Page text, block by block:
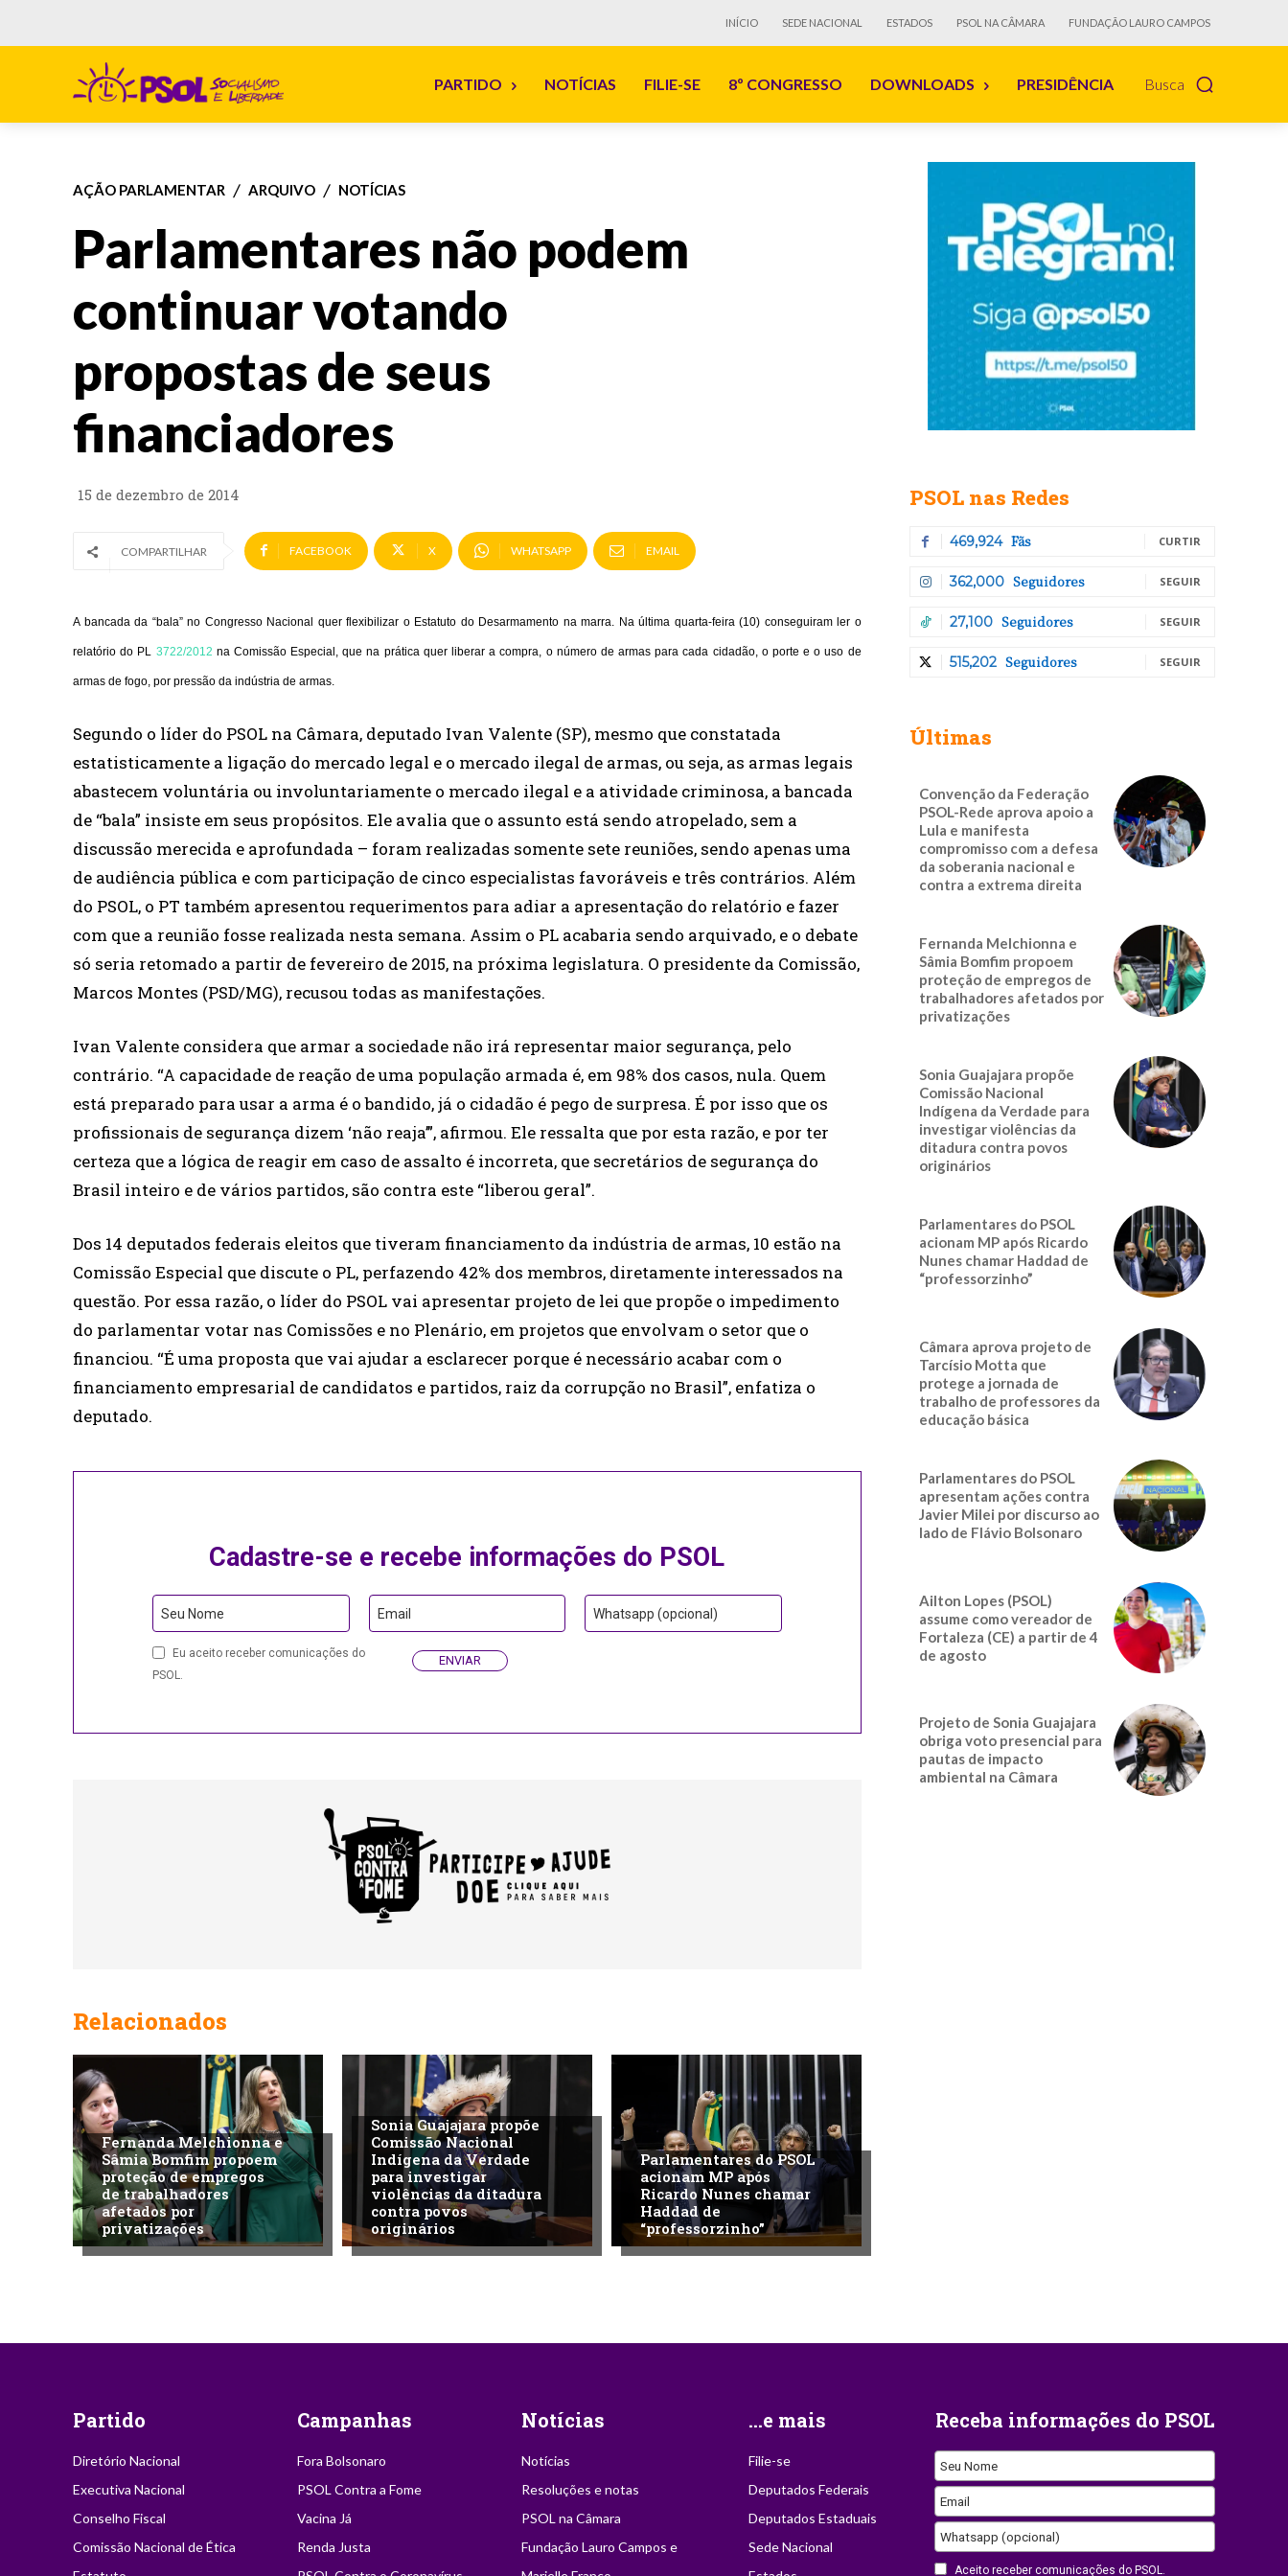
INÍCIO SEDE NACIONAL ESTADOS PSOL NA CÂMARA FUNDAÇÃO LAURO CAMPOS
Busca
PARTIDO NOTÍCIAS FILIE-SE 8º CONGRESSO DOWNLOADS PRESIDÊNCIA
AÇÃO PARLAMENTAR ARQUIVO NOTÍCIAS
Parlamentares não podem
continuar votando
propostas de seus
financiadores
15 de dezembro de 2014
COMPARTILHAR FACEBOOK X WHATSAPP EMAIL
A bancada da “bala” no Congresso Nacional quer flexibilizar o Estatuto do Desarmamento na marra. Na última quarta-feira (10) conseguiram ler o
relatório do PL 3722/2012 na Comissão Especial, que na prática quer liberar a compra, o número de armas para cada cidadão, o porte e o uso de
armas de fogo, por pressão da indústria de armas.
Segundo o líder do PSOL na Câmara, deputado Ivan Valente (SP), mesmo que constatada
estatisticamente a ligação do mercado legal e o mercado ilegal de armas, ou seja, as armas legais
abastecem voluntária ou involuntariamente o mercado ilegal e a atividade criminosa, a bancada
de “bala” insiste em seus propósitos. Ele avalia que o assunto está sendo atropelado, sem a
discussão merecida e aprofundada – foram realizadas somente sete reuniões, sendo apenas uma
de audiência pública e com participação de cinco especialistas favoráveis e três contrários. Além
do PSOL, o PT também apresentou requerimentos para adiar a apresentação do relatório e fazer
com que a reunião fosse realizada nesta semana. Assim o PL acabaria sendo arquivado, e o debate
só seria retomado a partir de fevereiro de 2015, na próxima legislatura. O presidente da Comissão,
Marcos Montes (PSD/MG), recusou todas as manifestações.
Ivan Valente considera que armar a sociedade não irá representar maior segurança, pelo
contrário. “A capacidade de reação de uma população armada é, em 98% dos casos, nula. Quem
está preparado para usar a arma é o bandido, já o cidadão é pego de surpresa. É por isso que os
profissionais de segurança dizem ‘não reaja’”, afirmou. Ele ressalta que por esta razão, e por ter
certeza que a lógica de reagir em caso de assalto é incorreta, que secretários de segurança do
Brasil inteiro e de vários partidos, são contra este “liberou geral”.
Dos 14 deputados federais eleitos que tiveram financiamento da indústria de armas, 10 estão na
Comissão Especial que discute o PL, perfazendo 42% dos membros, diretamente interessados na
questão. Por essa razão, o líder do PSOL vai apresentar projeto de lei que propõe o impedimento
do parlamentar votar nas Comissões e no Plenário, em projetos que envolvam o setor que o
financiou. “É uma proposta que vai ajudar a esclarecer porque é necessário acabar com o
financiamento empresarial de candidatos e partidos, raiz da corrupção no Brasil”, enfatiza o
deputado.
Cadastre-se e recebe informações do PSOL
Seu Nome Email Whatsapp (opcional)
Eu aceito receber comunicações do
PSOL.
ENVIAR
Relacionados
Fernanda Melchionna e
Sâmia Bomfim propoem
proteção de empregos
de trabalhadores
afetados por
privatizações
Sonia Guajajara propõe
Comissão Nacional
Indígena da Verdade
para investigar
violências da ditadura
contra povos
originários
Parlamentares do PSOL
acionam MP após
Ricardo Nunes chamar
Haddad de
“professorzinho”
PSOL nas Redes
469,924 Fãs CURTIR
362,000 Seguidores SEGUIR
27,100 Seguidores SEGUIR
515,202 Seguidores SEGUIR
Últimas
Convenção da Federação
PSOL-Rede aprova apoio a
Lula e manifesta
compromisso com a defesa
da soberania nacional e
contra a extrema direita
Fernanda Melchionna e
Sâmia Bomfim propoem
proteção de empregos de
trabalhadores afetados por
privatizações
Sonia Guajajara propõe
Comissão Nacional
Indígena da Verdade para
investigar violências da
ditadura contra povos
originários
Parlamentares do PSOL
acionam MP após Ricardo
Nunes chamar Haddad de
“professorzinho”
Câmara aprova projeto de
Tarcísio Motta que
protege a jornada de
trabalho de professores da
educação básica
Parlamentares do PSOL
apresentam ações contra
Javier Milei por discurso ao
lado de Flávio Bolsonaro
Ailton Lopes (PSOL)
assume como vereador de
Fortaleza (CE) a partir de 4
de agosto
Projeto de Sonia Guajajara
obriga voto presencial para
pautas de impacto
ambiental na Câmara
Partido
Diretório Nacional
Executiva Nacional
Conselho Fiscal
Comissão Nacional de Ética
Campanhas
Fora Bolsonaro
PSOL Contra a Fome
Vacina Já
Renda Justa
Notícias
Notícias
Resoluções e notas
PSOL na Câmara
Fundação Lauro Campos e
...e mais
Filie-se
Deputados Federais
Deputados Estaduais
Sede Nacional
Receba informações do PSOL
Seu Nome
Email
Address
Email
Whatsapp (opcional)
Aceito receber comunicações do PSOL.